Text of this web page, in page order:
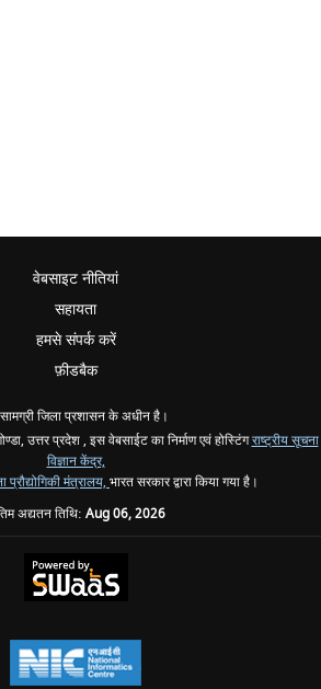
वेबसाइट नीतियां
सहायता
हमसे संपर्क करें
फ़ीडबैक
जिला प्रशासन के अधीन है।
उत्तर प्रदेश , इस वेबसाईट का निर्माण एवं होस्टिंगराष्ट्रीय सूचना
विज्ञान केंद्र,
मंत्रालय, भारत सरकार द्वारा किया गया है।
अद्यतन तिथि: Aug 06, 2026